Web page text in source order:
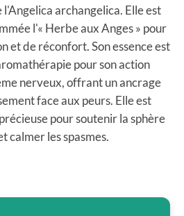
archangelica. Elle est
l'« Herbe aux Anges » pour
et de réconfort. Son essence est
pour son action
nerveux, offrant un ancrage
face aux peurs. Elle est
pour soutenir la sphère
calmer les spasmes.